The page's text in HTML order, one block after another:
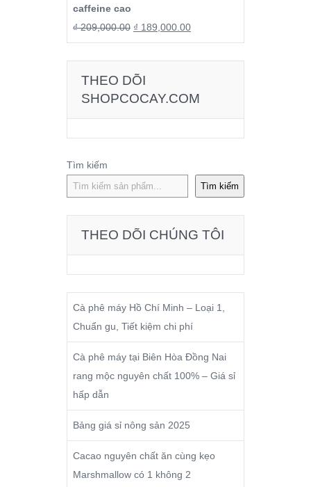
caffeine cao
₫209,000.00 ₫ 189,000.00
THEO DÕI
SHOPCOCAY.COM
Tìm kiếm
Tìm kiếm
THEO DÕI CHÚNG TÔI
Cà phê máy Hồ Chí Minh – Loại 1,
Chuẩn gu, Tiết kiệm chi phí
Cà phê máy tại Biên Hòa Đồng Nai
rang mộc nguyên chất 100% – Giá sỉ
hấp dẫn
Bảng giá sỉ nông sản 2025
Cacao nguyên chất ăn cùng kẹo
Marshmallow có 1 không 2